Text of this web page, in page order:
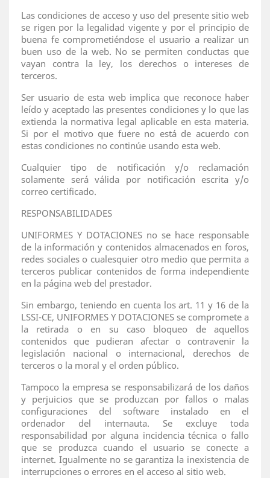
Las condiciones de acceso y uso del presente sitio web
se rigen por la legalidad vigente y por el principio de
buena fe comprometiéndose el usuario a realizar un
buen uso de la web. No se permiten conductas que
vayan contra la ley, los derechos o intereses de
terceros.
Ser usuario de esta web implica que reconoce haber
leído y aceptado las presentes condiciones y lo que las
extienda la normativa legal aplicable en esta materia.
Si por el motivo que fuere no está de acuerdo con
estas condiciones no continúe usando esta web.
Cualquier tipo de notificación y/o reclamación
solamente será válida por notificación escrita y/o
correo certificado.
RESPONSABILIDADES
UNIFORMES Y DOTACIONES no se hace responsable
de la información y contenidos almacenados en foros,
redes sociales o cualesquier otro medio que permita a
terceros publicar contenidos de forma independiente
en la página web del prestador.
Sin embargo, teniendo en cuenta los art. 11 y 16 de la
LSSI-CE, UNIFORMES Y DOTACIONES se compromete a
la retirada o en su caso bloqueo de aquellos
contenidos que pudieran afectar o contravenir la
legislación nacional o internacional, derechos de
terceros o la moral y el orden público.
Tampoco la empresa se responsabilizará de los daños
y perjuicios que se produzcan por fallos o malas
configuraciones del software instalado en el
ordenador del internauta. Se excluye toda
responsabilidad por alguna incidencia técnica o fallo
que se produzca cuando el usuario se conecte a
internet. Igualmente no se garantiza la inexistencia de
interrupciones o errores en el acceso al sitio web.